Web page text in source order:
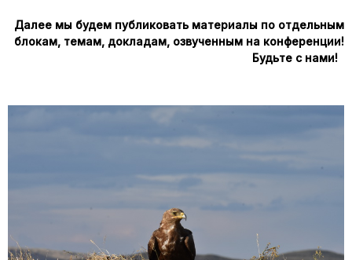
Далее мы будем публиковать материалы по отдельным
блокам, темам, докладам, озвученным на конференции!
Будьте с нами!